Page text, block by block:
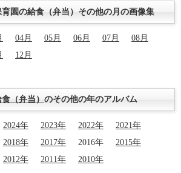
園の給食（弁当）その他の月の画像集
04月 05月 06月 07月
08月
12月
（弁当） のその他の年のアルバム
2024年 2023年 2022年
2021年
2018年 2017年 2016年
2015年
2012年 2011年 2010年